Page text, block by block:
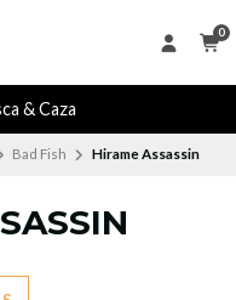
0
& Caza
Bad Fish Hirame Assassin